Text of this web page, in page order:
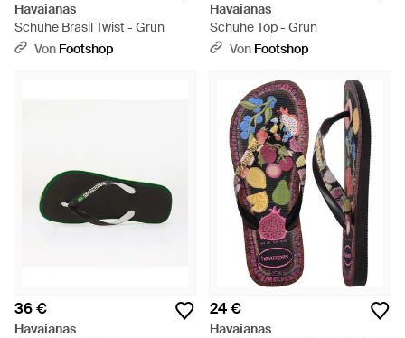
Havaianas
Schuhe Brasil Twist - Grün
Von Footshop
Havaianas
Schuhe Top - Grün
Von Footshop
36 €
Havaianas
24 €
Havaianas